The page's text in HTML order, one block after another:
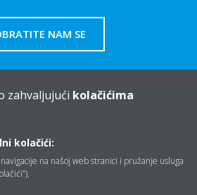
NAM SE
zahvaljujući kolačićima
kolačići:
na našoj web stranici i pružanje usluga